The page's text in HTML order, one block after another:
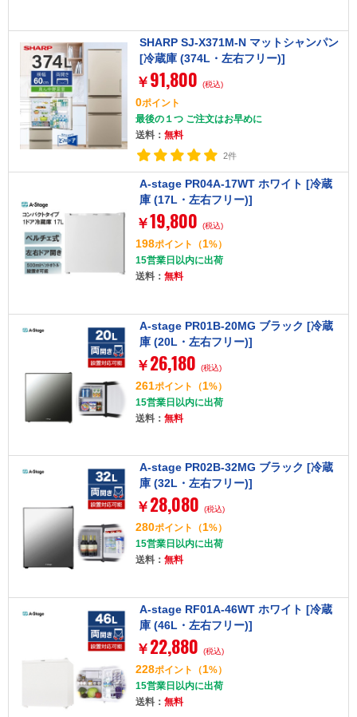
SHARP SJ-X371M-N マットシャンパン
[冷蔵庫 (374L・左右フリー)]
￥ 91,800 (税込)
0ポイント
最後の１つ ご注文はお早めに
送料： 無料
2件
A-stage PR04A-17WT ホワイト [冷蔵
庫 (17L・左右フリー)]
￥19,800 (税込)
198ポイント （1%）
15営業日以内に出荷
送料： 無料
A-stage PR01B-20MG ブラック [冷蔵
庫 (20L・左右フリー)]
￥ 26,180 (税込)
261ポイント （1%）
15営業日以内に出荷
送料： 無料
A-stage PR02B-32MG ブラック [冷蔵
庫 (32L・左右フリー)]
￥ 28,080 (税込)
280ポイント （1%）
15営業日以内に出荷
送料： 無料
A-stage RF01A-46WT ホワイト [冷蔵
庫 (46L・左右フリー)]
￥ 22,880 (税込)
228ポイント （1%）
15営業日以内に出荷
送料： 無料